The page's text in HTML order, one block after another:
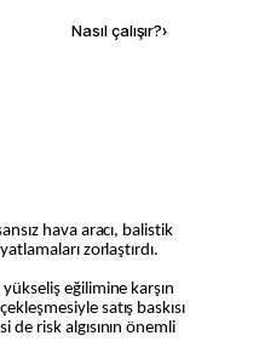
Nasıl çalışır?›
hava aracı, balistik
zorlaştırdı.
eğilimine karşın
satış baskısı
de risk algısının önemli